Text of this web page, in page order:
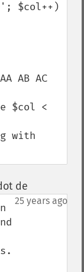
$col++)
AB AC
$col <
with
de
25 years ago